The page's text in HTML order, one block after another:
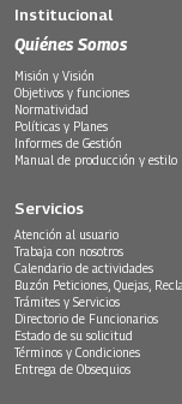
Institucional
Quiénes Somos
Misión y Visión
Objetivos y funciones
Normatividad
Políticas y Planes
Informes de Gestión
Manual de producción y estilo
Servicios
Atención al usuario
Trabaja con nosotros
Calendario de actividades
Buzón Peticiones, Quejas,
Trámites y Servicios
Directorio de Funcionarios
Estado de su solicitud
Términos y Condiciones
Entrega de Obsequios